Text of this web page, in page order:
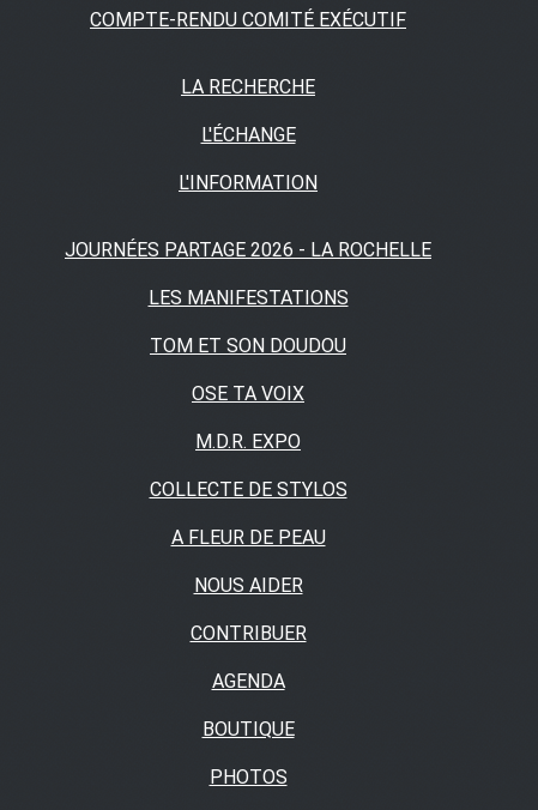
COMPTE-RENDU COMITÉ EXÉCUTIF
LA RECHERCHE
L'ÉCHANGE
L'INFORMATION
JOURNÉES PARTAGE 2026 - LA ROCHELLE
LES MANIFESTATIONS
TOM ET SON DOUDOU
OSE TA VOIX
M.D.R. EXPO
COLLECTE DE STYLOS
A FLEUR DE PEAU
NOUS AIDER
CONTRIBUER
AGENDA
BOUTIQUE
PHOTOS